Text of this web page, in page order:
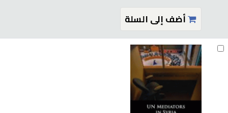
أضف إلى السلة